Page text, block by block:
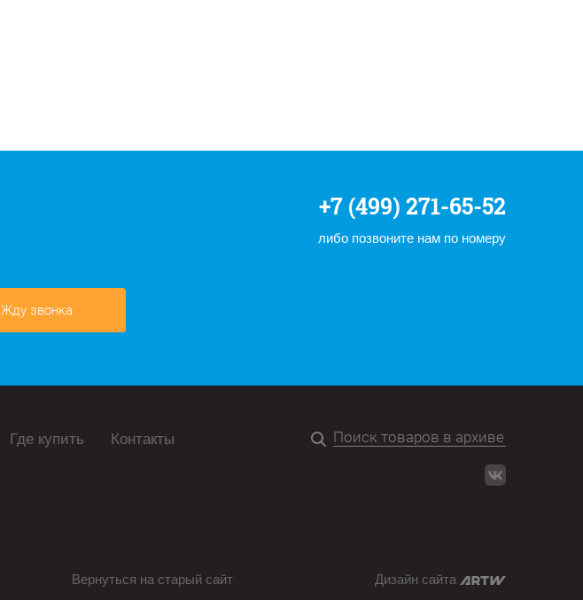
+7 (499) 271-65-52
либо позвоните нам по номеру
Жду звонка
Где купить Контакты
Вернуться на старый сайт Дизайн сайта